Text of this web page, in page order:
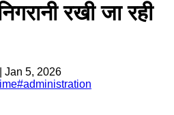
रखी जा रही
Jan 5, 2026
#administration